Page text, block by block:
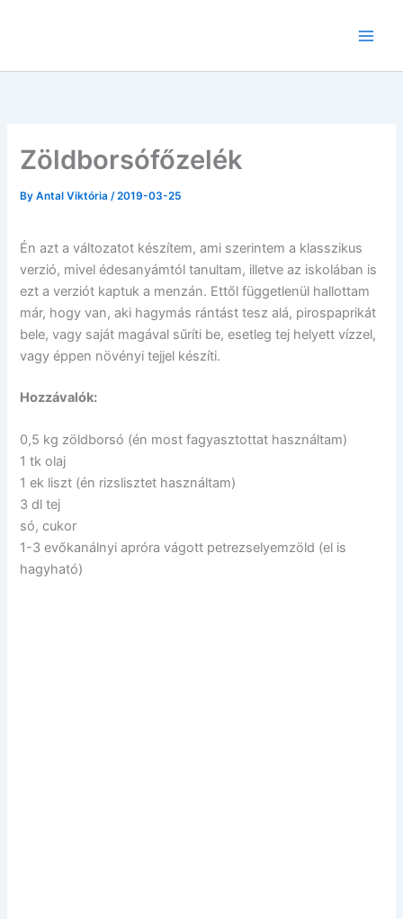
Zöldborsófőzelék
ByAntal Viktória/2019-03-25
Én azt a változatot készítem, ami szerintem a klasszikus
verzió, mivel édesanyámtól tanultam, illetve az iskolában is
ezt a verziót kaptuk a menzán. Ettől függetlenül hallottam
már, hogy van, aki hagymás rántást tesz alá, pirospaprikát
bele, vagy saját magával sűríti be, esetleg tej helyett vízzel,
vagy éppen növényi tejjel készíti.
Hozzávalók:
0,5 kg zöldborsó (én most fagyasztottat használtam)
1 tk olaj
1 ek liszt (én rizslisztet használtam)
3 dl tej
só, cukor
1-3 evőkanálnyi apróra vágott petrezselyemzöld (el is
hagyható)